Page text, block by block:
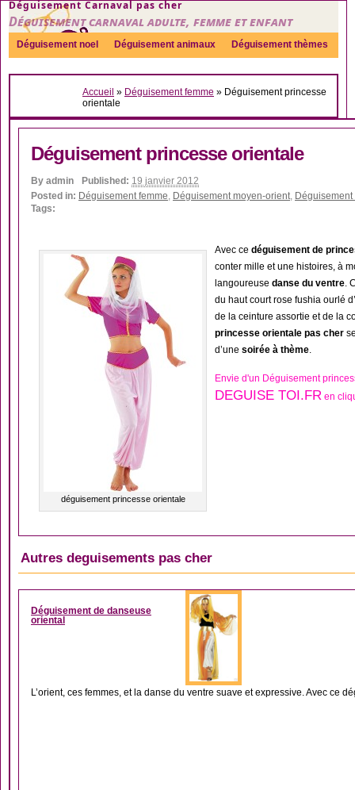
Déguisement Carnaval pas cher
Déguisement carnaval adulte, femme et enfant
Déguisement noel Déguisement animaux Déguisement thèmes
Sexy Déguisement couple Déguisements par genre Idées
Accueil » Déguisement femme » Déguisement princesse
orientale
Déguisement princesse orientale
By admin Published: 19 janvier 2012
Posted in: Déguisement femme, Déguisement moyen-orient,
Tags:
déguisement princesse orientale
Avec ce déguisement de
conter mille et une histoires, à
langoureuse danse du ventre.
du haut court rose fushia ourlé
de la ceinture assortie et de la
princesse orientale pas cher
d’une soirée à thème.
Envie d'un Déguisement
DEGUISE TOI.FR en
Autres deguisements pas cher
DÉGUISEMENT
Déguisement de danseuse
oriental
L’orient, ces femmes, et la danse du ventre suave et expressive. Avec ce